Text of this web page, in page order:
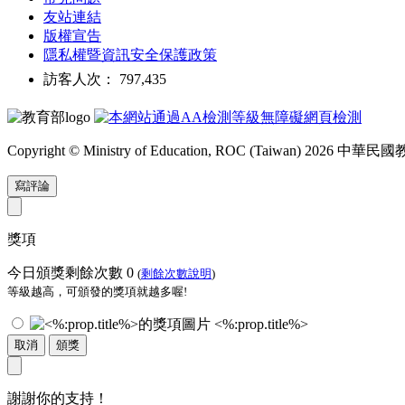
友站連結
版權宣告
隱私權暨資訊安全保護政策
訪客人次： 797,435
Copyright © Ministry of Education, ROC (Taiwan) 2026 中華民國
寫評論
獎項
今日頒獎剩餘次數 0 (剩餘次數說明)
等級越高，可頒發的獎項就越多喔!
<%:prop.title%>
取消 頒獎
謝謝你的支持！